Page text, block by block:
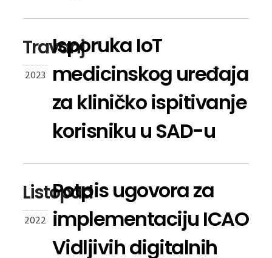
Travanj
2023
Isporuka IoT
medicinskog uređaja
za kliničko ispitivanje
korisniku u SAD-u
Listopad
2022
Potpis ugovora za
implementaciju ICAO
Vidljivih digitalnih